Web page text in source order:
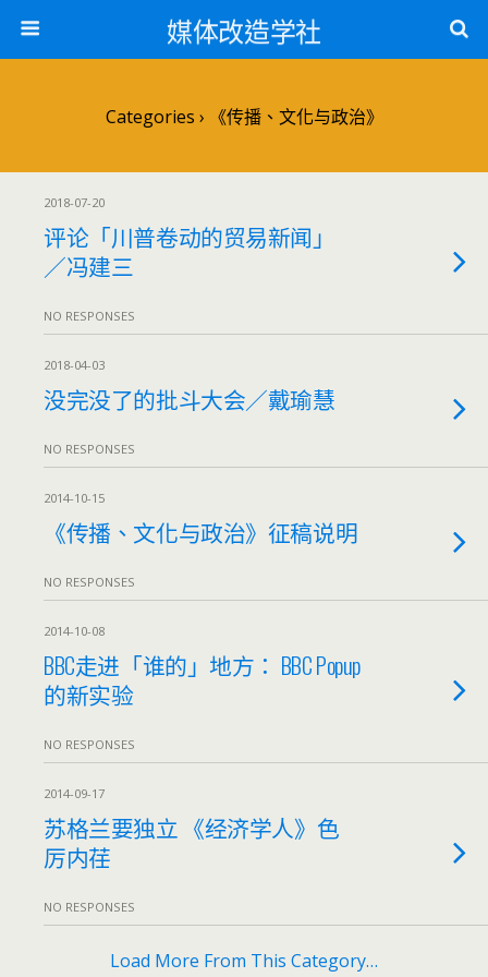
媒体改造学社
Categories › 《传播、文化与政治》
2018-07-20
评论「川普卷动的贸易新闻」
／冯建三
NO RESPONSES
2018-04-03
没完没了的批斗大会／戴瑜慧
NO RESPONSES
2014-10-15
《传播、文化与政治》征稿说明
NO RESPONSES
2014-10-08
BBC走进「谁的」地方： BBC Popup
的新实验
NO RESPONSES
2014-09-17
苏格兰要独立 《经济学人》色
厉内荏
NO RESPONSES
Load More From This Category…